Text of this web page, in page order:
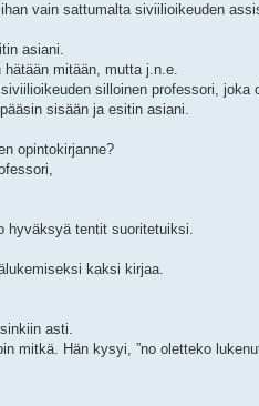
vain sattumalta siviilioikeuden
asiani.
mitään, mutta j.n.e.
silloinen professori,
sisään ja esitin asiani.
opintokirjanne?
hyväksyä tentit suoritetuiksi.
kaksi kirjaa.
asti.
mitkä. Hän kysyi, ”no oletteko